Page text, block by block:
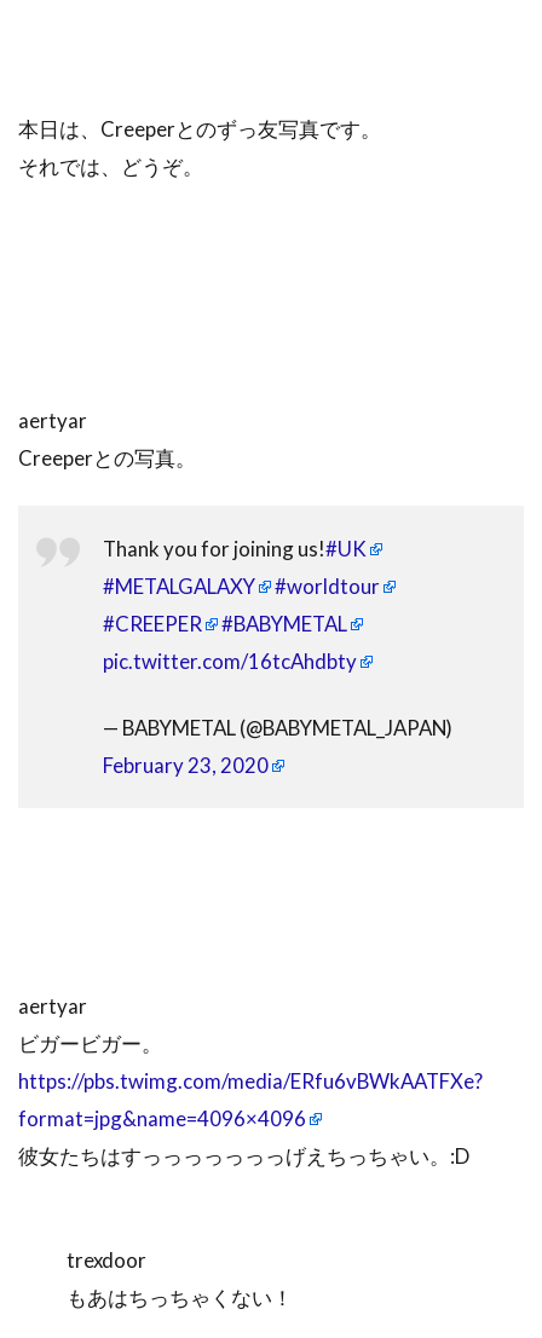
本日は、Creeperとのずっ友写真です。
それでは、どうぞ。
aertyar
Creeperとの写真。
Thank you for joining us!#UK
#METALGALAXY
#worldtour
#CREEPER
#BABYMETAL
pic.twitter.com/16tcAhdbty
— BABYMETAL (@BABYMETAL_JAPAN)
February 23, 2020
aertyar
ビガービガー。
https://pbs.twimg.com/media/ERfu6vBWkAATFXe?
format=jpg&name=4096×4096
彼女たちはすっっっっっっっげえちっちゃい。:D
trexdoor
もあはちっちゃくない！